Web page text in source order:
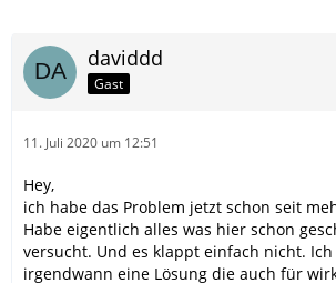
daviddd
Gast
11. Juli 2020 um 12:51
Hey,
ich habe das Problem jetzt schon seit
Habe eigentlich alles was hier schon
versucht. Und es klappt einfach nicht.
irgendwann eine Lösung die auch für